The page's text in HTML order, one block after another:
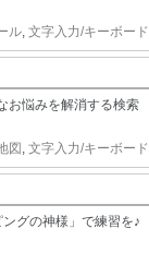
ル, 文字入力/キーボード
お悩みを解消する検索
図 , 文字入力/キーボード
グの神様」で練習を♪